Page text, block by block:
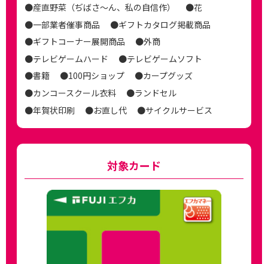
●産直野菜（ぢばさ〜ん、私の自信作）
●花
●一部業者催事商品
●ギフトカタログ掲載商品
●ギフトコーナー展開商品
●外商
●テレビゲームハード
●テレビゲームソフト
●書籍
●100円ショップ
●カープグッズ
●カンコースクール衣料
●ランドセル
●年賀状印刷
●お直し代 ●サイクルサービス
対象カード